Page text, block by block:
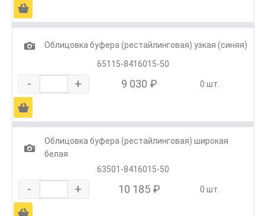
Ä
1
Облицовка буфера (рестайлинговая) узкая (синяя)
65115-8416015-50
- + 9 030 ₽ 0 шт.
Ä
1
Облицовка буфера (рестайлинговая) широкая
белая
63501-8416015-50
- + 10 185 ₽ 0 шт.
Ä